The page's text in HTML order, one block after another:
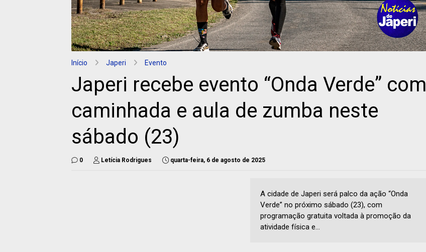
Início Japeri Evento
Japeri recebe evento “Onda Verde” com
caminhada e aula de zumba neste
sábado (23)
0 Letícia Rodrigues quarta-feira, 6 de agosto de 2025
A cidade de Japeri será palco da ação “Onda
Verde” no próximo sábado (23), com
programação gratuita voltada à promoção da
atividade física e...